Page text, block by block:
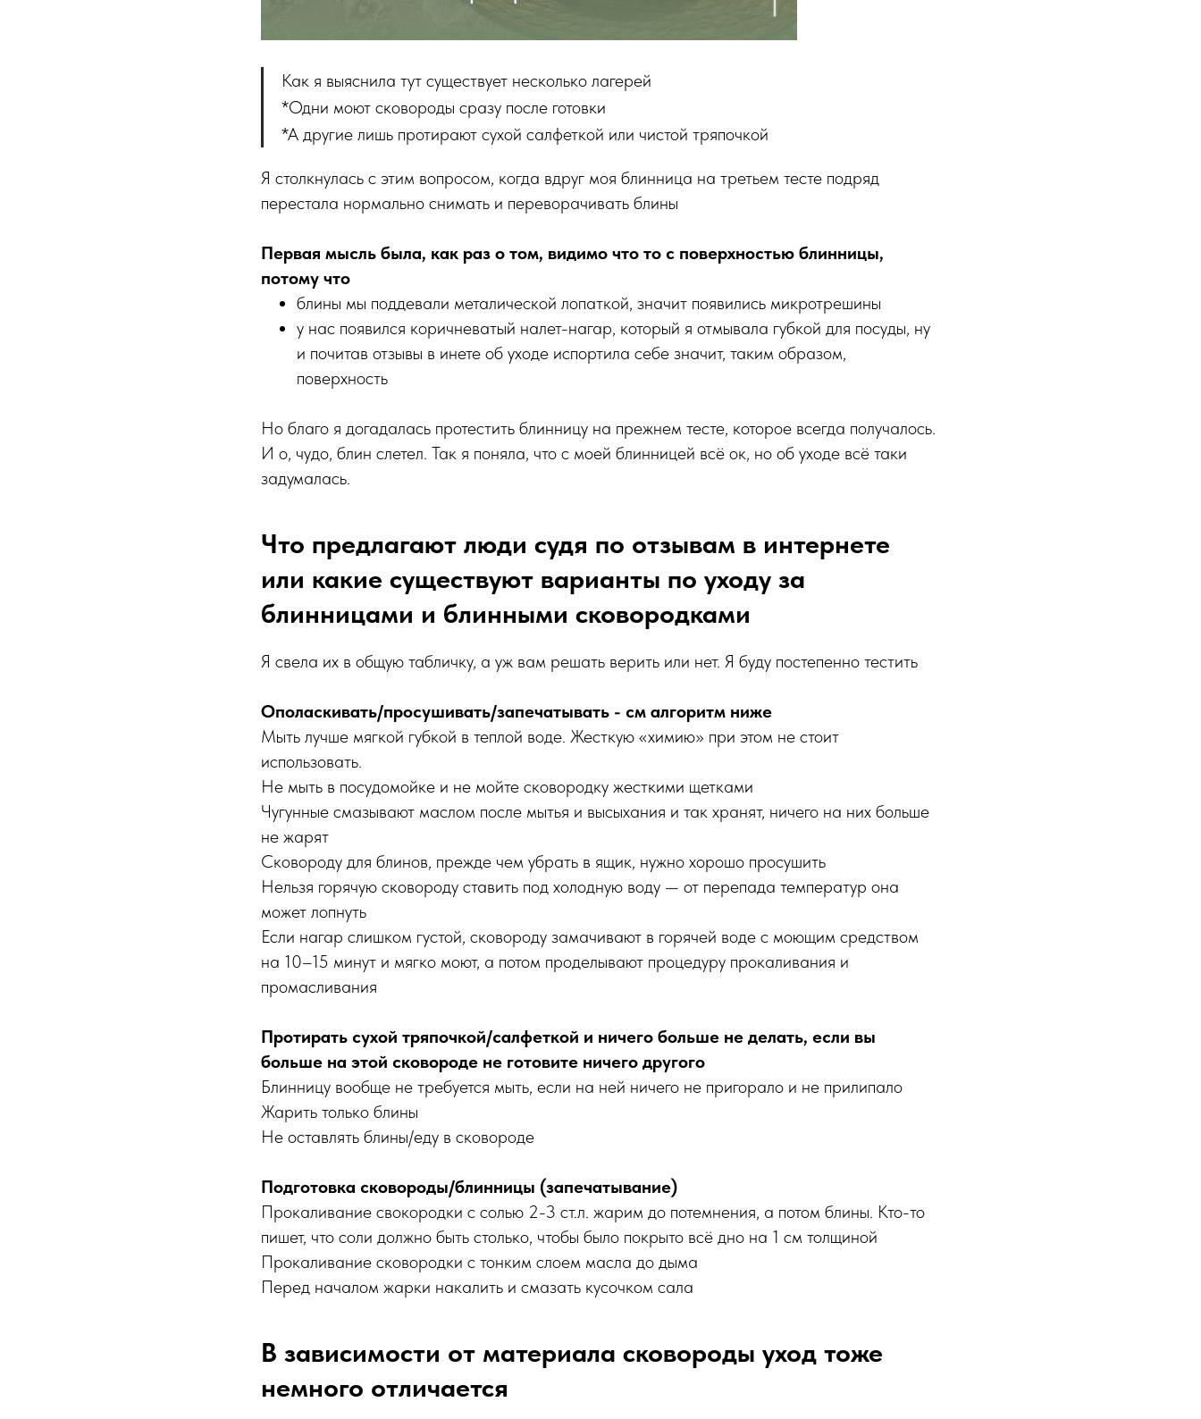
Как я выяснила тут существует несколько лагерей
*Одни моют сковороды сразу после готовки
*А другие лишь протирают сухой салфеткой или чистой тряпочкой
Я столкнулась с этим вопросом, когда вдруг моя блинница на третьем тесте подряд
перестала нормально снимать и переворачивать блины
Первая мысль была, как раз о том, видимо что то с поверхностью блинницы,
потому что
блины мы поддевали металической лопаткой, значит появились микротрешины
у нас появился коричневатый налет-нагар, который я отмывала губкой для посуды, ну
и почитав отзывы в инете об уходе испортила себе значит, таким образом,
поверхность
Но благо я догадалась протестить блинницу на прежнем тесте, которое всегда получалось.
И о, чудо, блин слетел. Так я поняла, что с моей блинницей всё ок, но об уходе всё таки
задумалась.
Что предлагают люди судя по отзывам в интернете
или какие существуют варианты по уходу за
блинницами и блинными сковородками
Я свела их в общую табличку, а уж вам решать верить или нет. Я буду постепенно тестить
Ополаскивать/просушивать/запечатывать - см алгоритм ниже
Мыть лучше мягкой губкой в теплой воде. Жесткую «химию» при этом не стоит
использовать.
Не мыть в посудомойке и не мойте сковородку жесткими щетками
Чугунные смазывают маслом после мытья и высыхания и так хранят, ничего на них больше
не жарят
Сковороду для блинов, прежде чем убрать в ящик, нужно хорошо просушить
Нельзя горячую сковороду ставить под холодную воду — от перепада температур она
может лопнуть
Если нагар слишком густой, сковороду замачивают в горячей воде с моющим средством
на 10–15 минут и мягко моют, а потом проделывают процедуру прокаливания и
промасливания
Протирать сухой тряпочкой/салфеткой и ничего больше не делать, если вы
больше на этой сковороде не готовите ничего другого
Блинницу вообще не требуется мыть, если на ней ничего не пригорало и не прилипало
Жарить только блины
Не оставлять блины/еду в сковороде
Подготовка сковороды/блинницы (запечатывание)
Прокаливание свокородки с солью 2-3 ст.л. жарим до потемнения, а потом блины. Кто-то
пишет, что соли должно быть столько, чтобы было покрыто всё дно на 1 см толщиной
Прокаливание сковородки с тонким слоем масла до дыма
Перед началом жарки накалить и смазать кусочком сала
В зависимости от материала сковороды уход тоже
немного отличается